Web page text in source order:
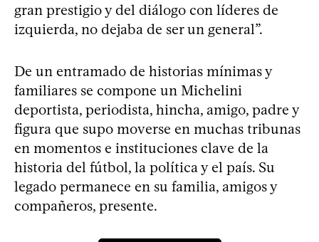
gran prestigio y del diálogo con líderes de
izquierda, no dejaba de ser un general”.
De un entramado de historias mínimas y
familiares se compone un Michelini
deportista, periodista, hincha, amigo, padre y
figura que supo moverse en muchas tribunas
en momentos e instituciones clave de la
historia del fútbol, la política y el país. Su
legado permanece en su familia, amigos y
compañeros, presente.